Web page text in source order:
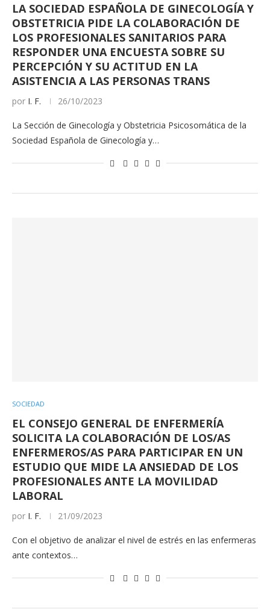
LA SOCIEDAD ESPAÑOLA DE GINECOLOGÍA Y
OBSTETRICIA PIDE LA COLABORACIÓN DE
LOS PROFESIONALES SANITARIOS PARA
RESPONDER UNA ENCUESTA SOBRE SU
PERCEPCIÓN Y SU ACTITUD EN LA
ASISTENCIA A LAS PERSONAS TRANS
por I. F. 26/10/2023
La Sección de Ginecología y Obstetricia Psicosomática de la
Sociedad Española de Ginecología y…
SOCIEDAD
EL CONSEJO GENERAL DE ENFERMERÍA
SOLICITA LA COLABORACIÓN DE LOS/AS
ENFERMEROS/AS PARA PARTICIPAR EN UN
ESTUDIO QUE MIDE LA ANSIEDAD DE LOS
PROFESIONALES ANTE LA MOVILIDAD
LABORAL
por I. F. 21/09/2023
Con el objetivo de analizar el nivel de estrés en las enfermeras
ante contextos…